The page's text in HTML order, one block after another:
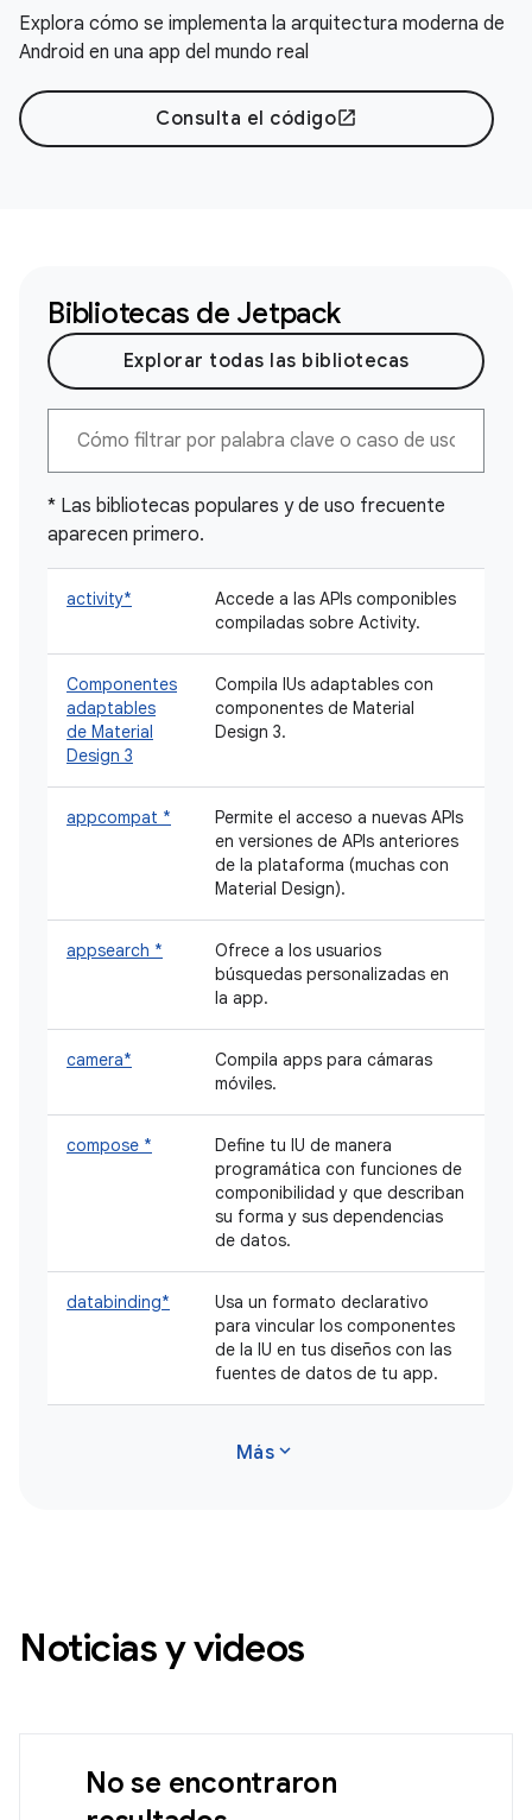
Explora cómo se implementa la arquitectura moderna de
Android en una app del mundo real
Consulta el códigoopen_in_new
Bibliotecas de Jetpack
Explorar todas las bibliotecas
* Las bibliotecas populares y de uso frecuente
aparecen primero.
activity*
Accede a las APIs componibles
compiladas sobre Activity.
Componentes
adaptables
de Material
Design 3
Compila IUs adaptables con
componentes de Material
Design 3.
appcompat *
Permite el acceso a nuevas APIs
en versiones de APIs anteriores
de la plataforma (muchas con
Material Design).
appsearch *
Ofrece a los usuarios
búsquedas personalizadas en
la app.
camera*
Compila apps para cámaras
móviles.
compose *
Define tu IU de manera
programática con funciones de
componibilidad y que describan
su forma y sus dependencias
de datos.
databinding*
Usa un formato declarativo
para vincular los componentes
de la IU en tus diseños con las
fuentes de datos de tu app.
Más expand_more
Noticias y videos
No se encontraron